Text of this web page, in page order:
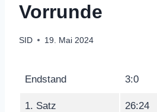
Vorrunde
SID 19. Mai 2024
Endstand 3:0
1. Satz 26:24